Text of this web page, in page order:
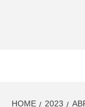
HOME 2023